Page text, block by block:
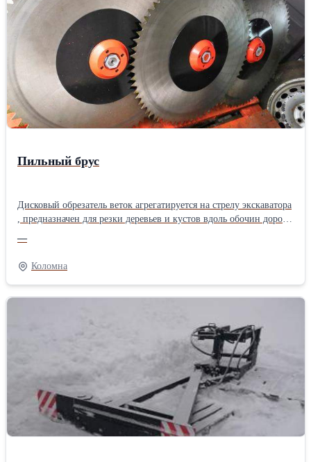
эффективна при работе с неровностями на дорогах: люки,
дорожные перепады, не повреждает их; благодаря
металлическому корду техпластина надежно защищает отвал от
повреждения при жестких контактах.Состояние: Новое
Пильный брус
Дисковый обрезатель веток агрегатируется на стрелу экскаватора
, предназначен для резки деревьев и кустов вдоль обочин дорог,
манипуляторе. Изготовим и подберем под ваш разъем сменных
органов.
—
Коломна